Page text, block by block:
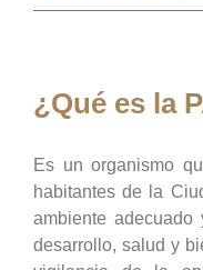
¿Qué es la
Es un organismo
habitantes de la
ambiente
desarrollo, salud y